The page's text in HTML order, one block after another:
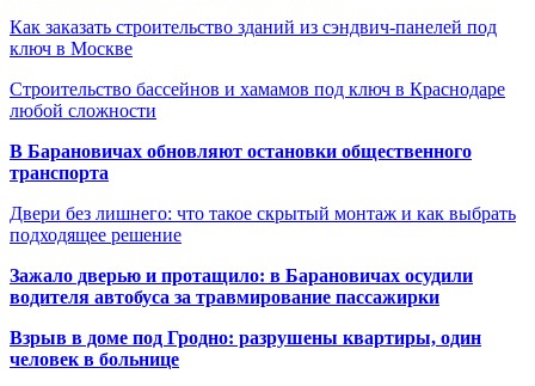
Как заказать строительство зданий из сэндвич-панелей под
ключ в Москве
Строительство бассейнов и хамамов под ключ в Краснодаре
любой сложности
В Барановичах обновляют остановки общественного
транспорта
Двери без лишнего: что такое скрытый монтаж и как выбрать
подходящее решение
Зажало дверью и протащило: в Барановичах осудили
водителя автобуса за травмирование пассажирки
Взрыв в доме под Гродно: разрушены квартиры, один
человек в больнице